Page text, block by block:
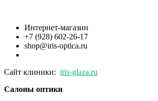
Интернет-магазин
+7 (928) 602-26-17
shop@iris-optica.ru
Сайт клиники: iris-glaza.ru
Салоны оптики